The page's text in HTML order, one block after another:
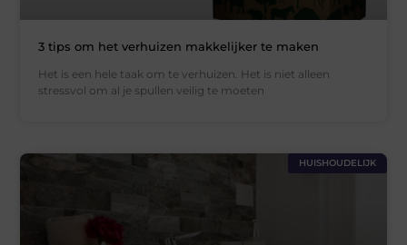
3 tips om het verhuizen makkelijker te maken
Het is een hele taak om te verhuizen. Het is niet alleen
stressvol om al je spullen veilig te moeten
HUISHOUDELIJK